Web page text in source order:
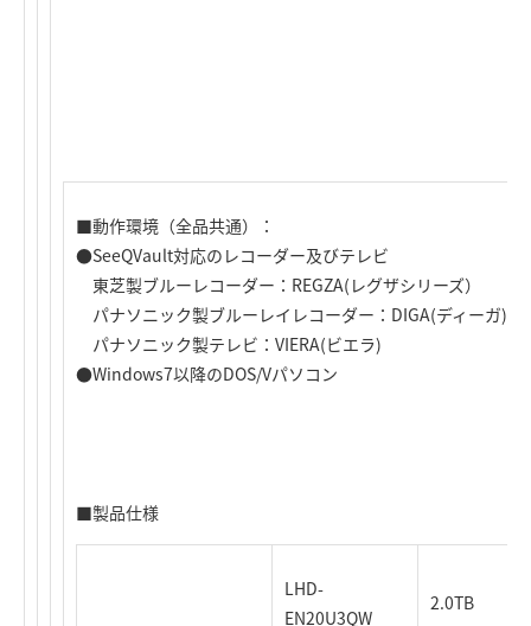
■動作環境（全品共通）：
●SeeQVault対応のレコーダー及びテレビ
東芝製ブルーレコーダー：REGZA(レグザシリーズ）
パナソニック製ブルーレイレコーダー：DIGA(ディーガ)シ
パナソニック製テレビ：VIERA(ビエラ)
●Windows7以降のDOS/Vパソコン
■製品仕様
LHD-
EN20U3QW
2.0TB